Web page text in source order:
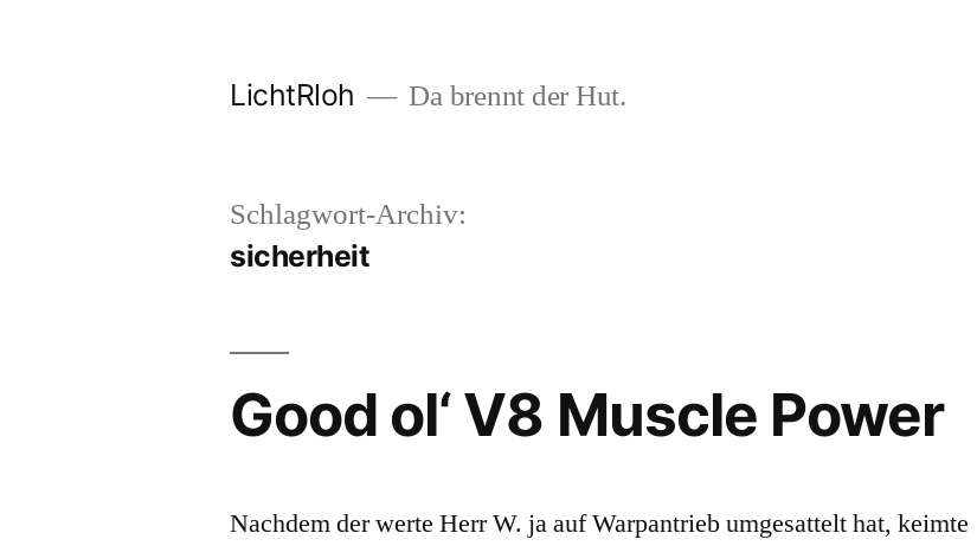
LichtRloh Da brennt der Hut.
Schlagwort-Archiv:
sicherheit
Good ol‘ V8 Muscle Power
Nachdem der werte Herr W. ja auf Warpantrieb umgesattelt hat, keimte